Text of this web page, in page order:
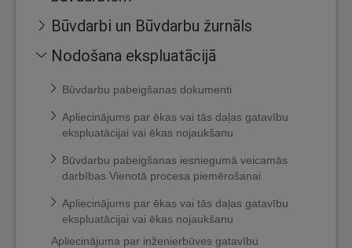
Būvdarbi un Būvdarbu žurnāls
Nodošana ekspluatācijā
Būvdarbu pabeigšanas dokumenti
Apliecinājums par ēkas vai tās daļas gatavību
ekspluatācijai vai ēkas nojaukšanu
Būvdarbu pabeigšanas iesniegumā veicamās
darbības Vienotā procesa piemērošanai
Apliecinājums par ēkas vai tās daļas gatavību
ekspluatācijai vai ēkas nojaukšanu
Apliecinājuma par inženierbūves gatavību